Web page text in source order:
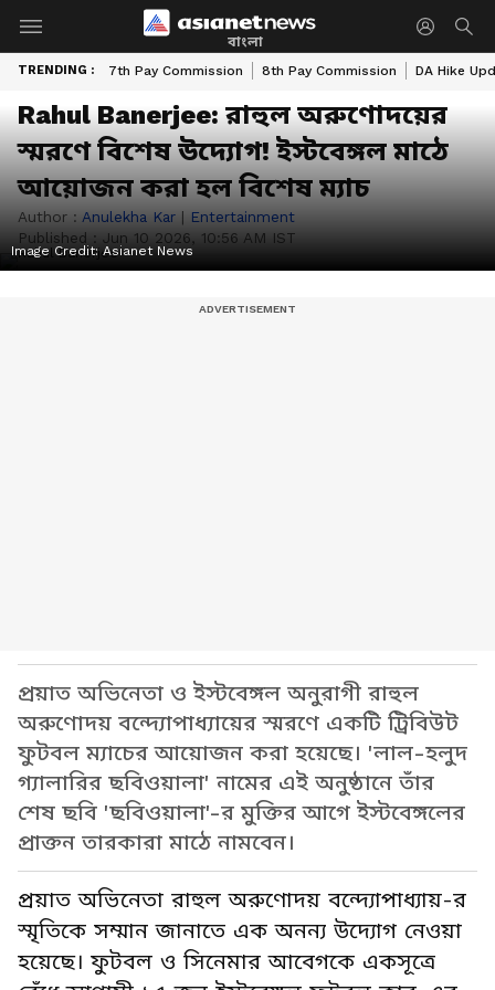
বাংলা
TRENDING : 7th Pay Commission 8th Pay Commission DA Hike
Rahul Banerjee: রাহুল অরুণোদয়ের
স্মরণে বিশেষ উদ্যোগ! ইস্টবেঙ্গল মাঠে
আয়োজন করা হল বিশেষ ম্যাচ
Author : Anulekha Kar | Entertainment
Published : Jun 10 2026, 10:56 AM IST
Image Credit:Asianet News
প্রয়াত অভিনেতা ও ইস্টবেঙ্গল অনুরাগী রাহুল
অরুণোদয় বন্দ্যোপাধ্যায়ের স্মরণে একটি ট্রিবিউট
ফুটবল ম্যাচের আয়োজন করা হয়েছে। 'লাল-হলুদ
গ্যালারির ছবিওয়ালা' নামের এই অনুষ্ঠানে তাঁর
শেষ ছবি 'ছবিওয়ালা'-র মুক্তির আগে ইস্টবেঙ্গলের
প্রাক্তন তারকারা মাঠে নামবেন।
প্রয়াত অভিনেতা রাহুল অরুণোদয় বন্দ্যোপাধ্যায়-র
স্মৃতিকে সম্মান জানাতে এক অনন্য উদ্যোগ নেওয়া
হয়েছে। ফুটবল ও সিনেমার আবেগকে একসূত্রে